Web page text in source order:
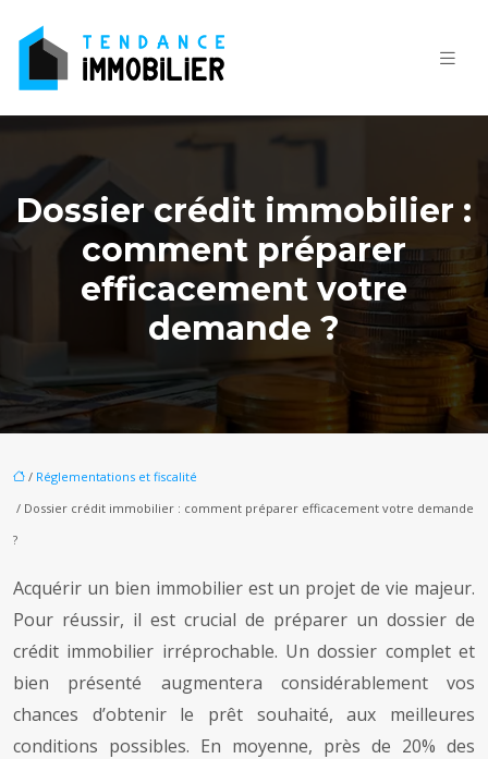
Dossier crédit immobilier :
comment préparer
efficacement votre
demande ?
/ Réglementations et fiscalité
/ Dossier crédit immobilier : comment préparer efficacement votre demande
?
Acquérir un bien immobilier est un projet de vie majeur.
Pour réussir, il est crucial de préparer un dossier de
crédit immobilier irréprochable. Un dossier complet et
bien présenté augmentera considérablement vos
chances d’obtenir le prêt souhaité, aux meilleures
conditions possibles. En moyenne, près de 20% des